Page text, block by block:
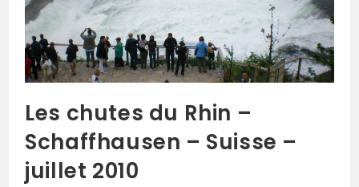
Les chutes du Rhin –
Schaffhausen – Suisse –
juillet 2010